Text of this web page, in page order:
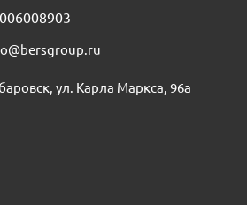
ул. Карла Маркса, 96а